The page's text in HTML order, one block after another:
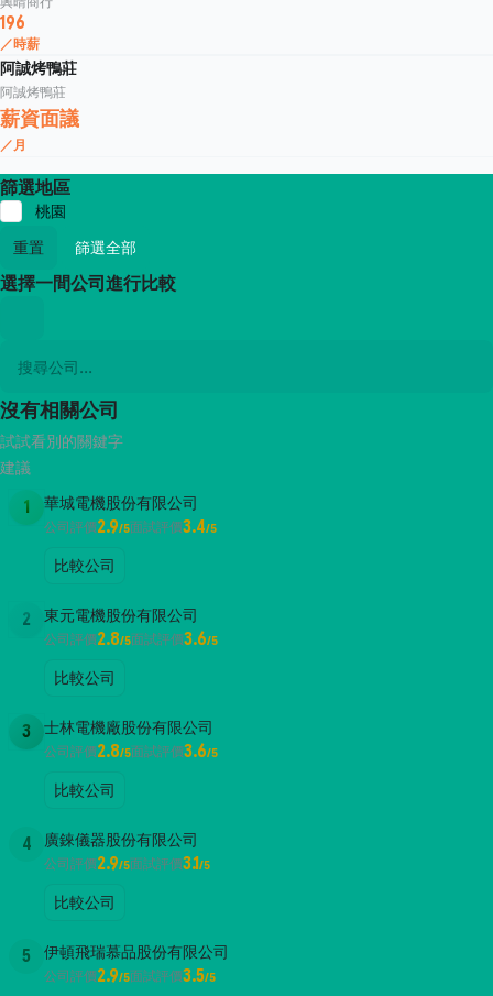
196
／時薪
阿誠烤鴨莊
阿誠烤鴨莊
薪資面議
／月
篩選地區
桃園
重置
篩選全部
選擇一間公司進行比較
沒有相關公司
試試看別的關鍵字
建議
1 華城電機股份有限公司
公司評價2.9/5面試評價3.4/5
比較公司
2 東元電機股份有限公司
公司評價2.8/5面試評價3.6/5
比較公司
3 士林電機廠股份有限公司
公司評價2.8/5面試評價3.6/5
比較公司
4 廣錸儀器股份有限公司
公司評價2.9/5面試評價3.1/5
比較公司
5 伊頓飛瑞慕品股份有限公司
公司評價2.9/5面試評價3.5/5